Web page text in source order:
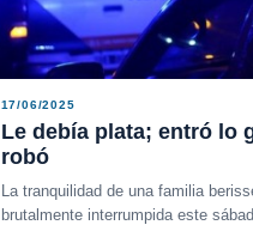
17/06/2025
Le debía plata; entró lo
robó
La tranquilidad de una familia
brutalmente interrumpida este